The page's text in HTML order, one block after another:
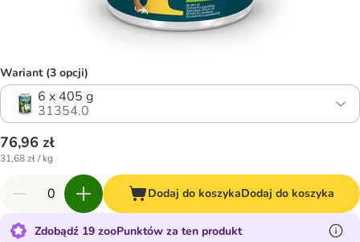
Wariant (3 opcji)
6 x 405 g
31354.0
76,96 zł
31,68 zł / kg
Dodaj do koszykaDodaj do koszyka
Zdobądź 19 zooPunktów za ten produkt